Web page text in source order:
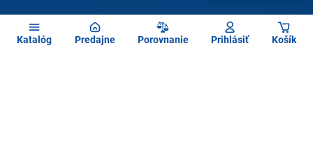
Katalóg Predajne Porovnanie Prihlásiť Košík
Služby